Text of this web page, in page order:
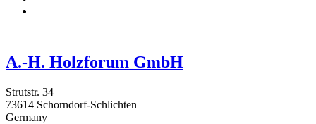
A.-H. Holzforum GmbH
Strutstr. 34
73614 Schorndorf-Schlichten
Germany